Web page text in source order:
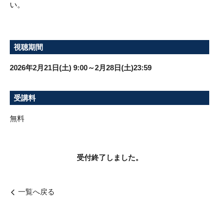
い。
視聴期間
2026年2月21日(土) 9:00～2月28日(土)23:59
受講料
無料
受付終了しました。
一覧へ戻る